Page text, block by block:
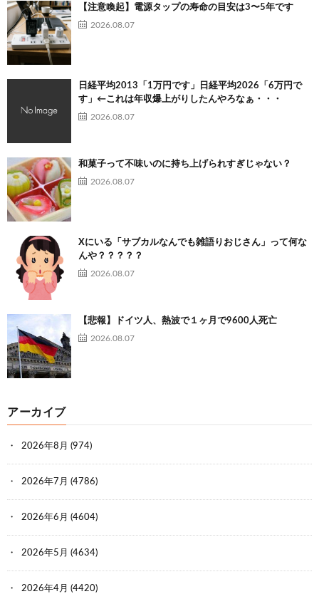
【注意喚起】電源タップの寿命の目安は3〜5年です
2026.08.07
日経平均2013「1万円です」日経平均2026「6万円で
す」←これは年収爆上がりしたんやろなぁ・・・
2026.08.07
和菓子って不味いのに持ち上げられすぎじゃない？
2026.08.07
Xにいる「サブカルなんでも雑語りおじさん」って何な
んや？？？？？
2026.08.07
【悲報】ドイツ人、熱波で１ヶ月で9600人死亡
2026.08.07
アーカイブ
2026年8月 (974)
2026年7月 (4786)
2026年6月 (4604)
2026年5月 (4634)
2026年4月 (4420)